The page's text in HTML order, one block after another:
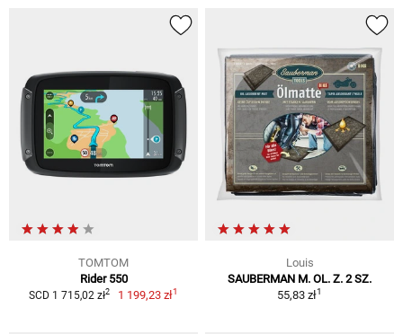
TOMTOM
Rider 550
SCD 1 715,02 zł2 1 199,23 zł1
Louis
SAUBERMAN M. OL. Z. 2 SZ.
55,83 zł1